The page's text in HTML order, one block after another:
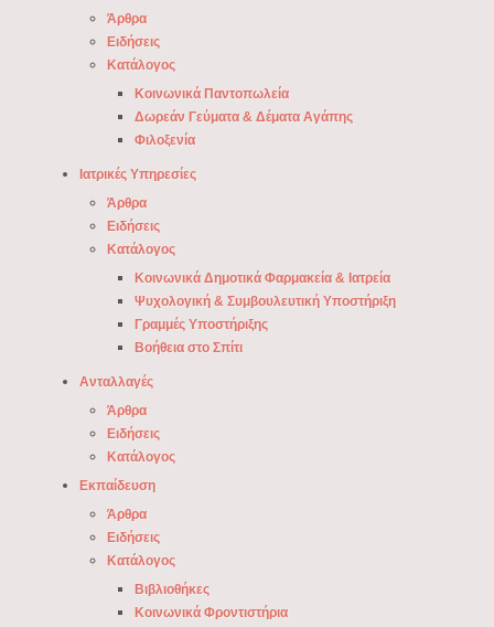
Άρθρα
Ειδήσεις
Κατάλογος
Κοινωνικά Παντοπωλεία
Δωρεάν Γεύματα & Δέματα Αγάπης
Φιλοξενία
Ιατρικές Υπηρεσίες
Άρθρα
Ειδήσεις
Κατάλογος
Κοινωνικά Δημοτικά Φαρμακεία & Ιατρεία
Ψυχολογική & Συμβουλευτική Υποστήριξη
Γραμμές Υποστήριξης
Βοήθεια στο Σπίτι
Ανταλλαγές
Άρθρα
Ειδήσεις
Κατάλογος
Εκπαίδευση
Άρθρα
Ειδήσεις
Κατάλογος
Βιβλιοθήκες
Κοινωνικά Φροντιστήρια